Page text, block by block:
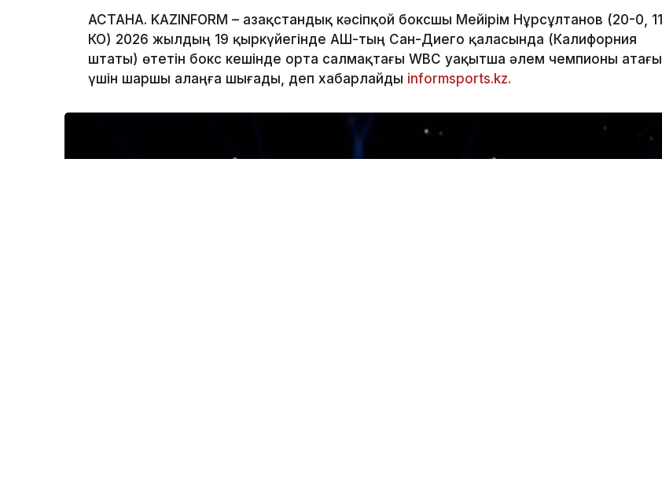
АСТАНА. KAZINFORM – Қазақстандық кәсіпқой боксшы Мейірім Нұрсұлтанов (20-0, 11
КО) 2026 жылдың 19 қыркүйегінде АҚШ-тың Сан-Диего қаласында (Калифорния
штаты) өтетін бокс кешінде орта салмақтағы WBC уақытша әлем чемпионы атағы
үшін шаршы алаңға шығады, деп хабарлайды informsports.kz.